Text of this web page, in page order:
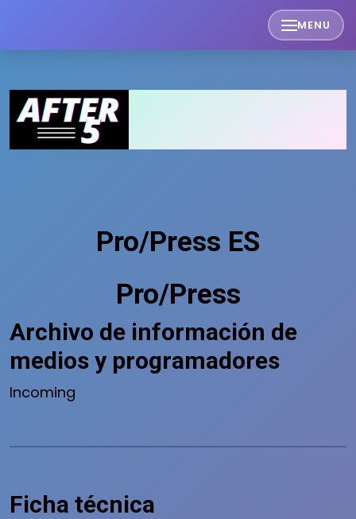
content
MENU
Pro/Press ES
Pro/Press
Archivo de información de
medios y programadores
Incoming
Ficha técnica